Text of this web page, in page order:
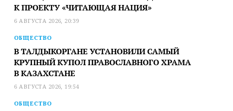
К ПРОЕКТУ «ЧИТАЮЩАЯ НАЦИЯ»
6 АВГУСТА 2026, 20:39
ОБЩЕСТВО
В ТАЛДЫКОРГАНЕ УСТАНОВИЛИ САМЫЙ
КРУПНЫЙ КУПОЛ ПРАВОСЛАВНОГО ХРАМА
В КАЗАХСТАНЕ
6 АВГУСТА 2026, 19:54
ОБЩЕСТВО